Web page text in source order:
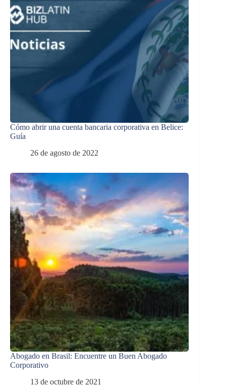
Cómo abrir una cuenta bancaria corporativa en Belice:
Guía
26 de agosto de 2022
Abogado en Brasil: Encuentre un Buen Abogado
Corporativo
13 de octubre de 2021